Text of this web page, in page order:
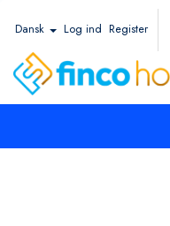
Dansk Log ind Register